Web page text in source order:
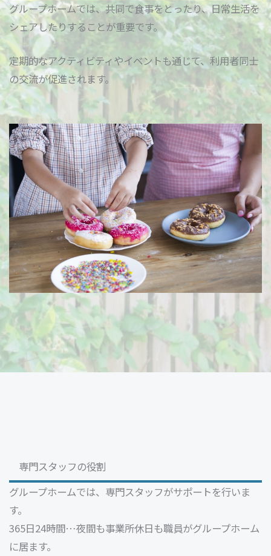
グループホームでは、共同で食事をとったり、日常生活を
シェアしたりすることが重要です。
定期的なアクティビティやイベントも通じて、利用者同士
の交流が促進されます。
専門スタッフの役割
グループホームでは、専門スタッフがサポートを行いま
す。
365日24時間…夜間も事業所休日も職員がグループホーム
に居ます。